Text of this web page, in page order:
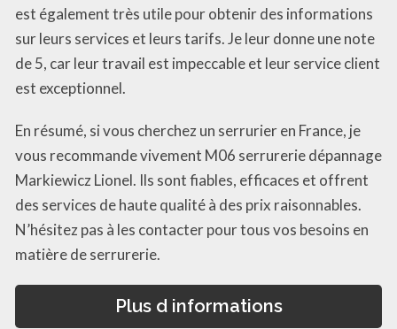
est également très utile pour obtenir des informations
sur leurs services et leurs tarifs. Je leur donne une note
de 5, car leur travail est impeccable et leur service client
est exceptionnel.
En résumé, si vous cherchez un serrurier en France, je
vous recommande vivement M06 serrurerie dépannage
Markiewicz Lionel. Ils sont fiables, efficaces et offrent
des services de haute qualité à des prix raisonnables.
N’hésitez pas à les contacter pour tous vos besoins en
matière de serrurerie.
Plus d informations